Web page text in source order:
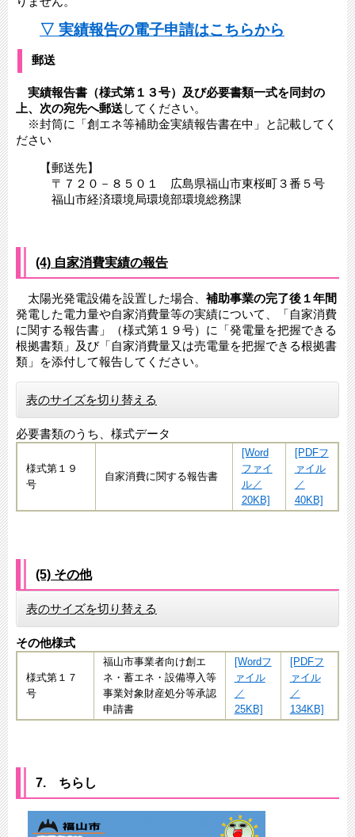
▽ 実績報告の電子申請はこちらから
郵送
実績報告書（様式第１３号） 及び必要書類一式を同封の
上、次の宛先へ郵送 してください。
​ ※封筒に「創エネ等補助金実績報告書在中」と記載してく
ださい
【郵送先】
〒７２０－８５０１ 広島県福山市東桜町３番５号
福山市経済環境局環境部環境総務課
(4) 自家消費実績の報告
太陽光発電設備を設置した場合、 補助事業の完了後１年間
発電した電力量や自家消費量等の実績について、「自家消費
に関する報告書」（様式第１９号）に「発電量を把握できる
根拠書類」及び「自家消費量又は売電量を把握できる根拠書
類」を添付して報告してください。
表のサイズを切り替える
必要書類のうち、様式データ
様式第１９
号
自家消費に関する報告書
[Word
ファイ
ル／
20KB]
[PDFフ
ァイル
／
40KB]
(5) その他
表のサイズを切り替える
その他様式
様式第１７
号
​福山市事業者向け創エ
ネ・蓄エネ・設備導入等
事業対象財産処分等承認
申請書
[Wordフ
ァイル
／
25KB]
[PDFフ
ァイル
／
134KB]
7. ちらし